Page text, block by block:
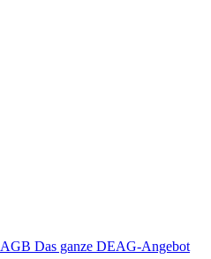
AGB Das ganze DEAG-Angebot